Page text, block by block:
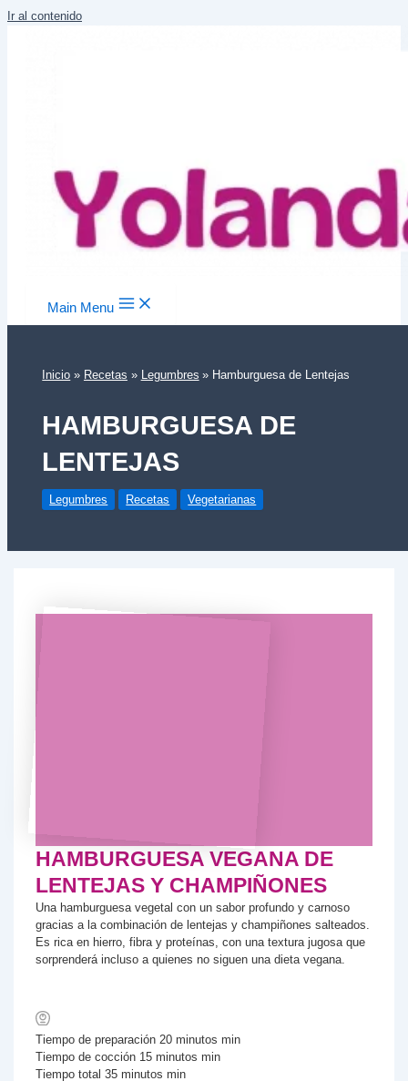
Ir al contenido
Main Menu
Inicio Recetas Legumbres Hamburguesa de Lentejas
HAMBURGUESA DE
LENTEJAS
Legumbres Recetas Vegetarianas
HAMBURGUESA VEGANA DE
LENTEJAS Y CHAMPIÑONES
Una hamburguesa vegetal con un sabor profundo y carnoso
gracias a la combinación de lentejas y champiñones salteados.
Es rica en hierro, fibra y proteínas, con una textura jugosa que
sorprenderá incluso a quienes no siguen una dieta vegana.
Tiempo de preparación 20minutos min
Tiempo de cocción 15minutos min
Tiempo total 35minutos min